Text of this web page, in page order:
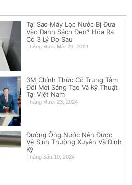
Tại Sao Máy Lọc Nước Bị Đưa
Vào Danh Sách Đen? Hóa Ra
Có 3 Lý Do Sau
Tháng Mười Một 26, 2024
3M Chính Thức Có Trung Tâm
Đổi Mới Sáng Tạo Và Kỹ Thuật
Tại Việt Nam
Tháng Mười 23, 2024
Đường Ống Nước Nên Được
Vệ Sinh Thường Xuyên Và Định
Kỳ
Tháng Sáu 10, 2024